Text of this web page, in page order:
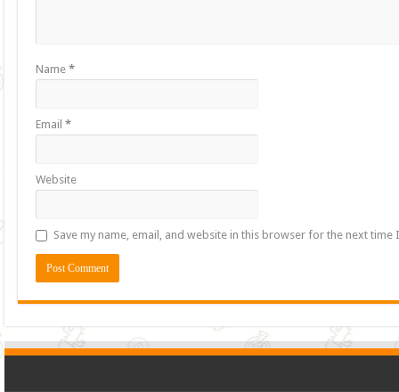
Name*
Email*
Website
Save my name, email, and website in this browser for the next time